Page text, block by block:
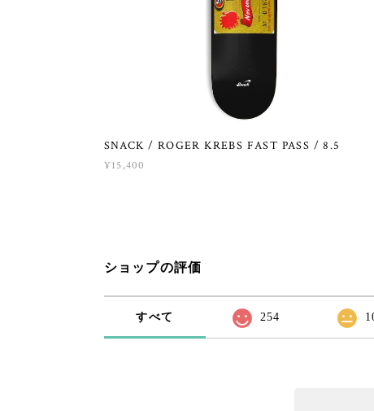
SNACK / ROGER KREBS FAST PASS / 8.5
¥15,400
ショップの評価
すべて 254